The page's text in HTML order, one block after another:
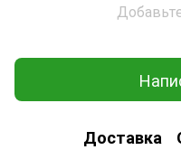
Доставка